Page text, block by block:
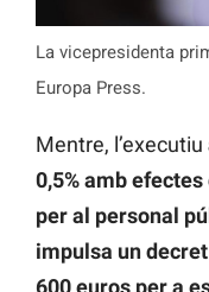
La vicepresidenta
Europa Press.
Mentre, l’executiu
0,5% amb efectes
per al personal
impulsa un